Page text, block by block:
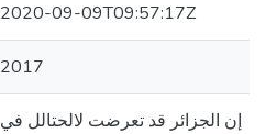
2020-09-09T09:57:17Z
2017
إن الجزائر قد تعرضت لالحتالل في